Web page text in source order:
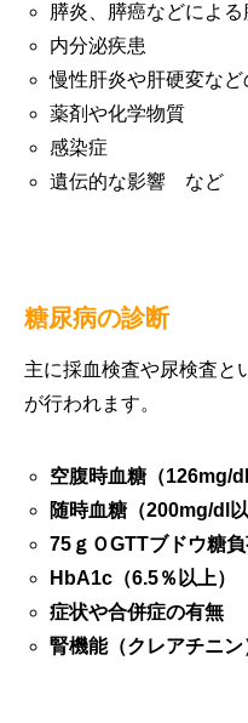
膵炎、膵癌などによる
内分泌疾患
慢性肝炎や肝硬変など
薬剤や化学物質
感染症
遺伝的な影響 など
糖尿病の診断
主に採血検査や尿検査と
が行われます。
空腹時血糖（126mg/dl
随時血糖（200mg/dl以
75ｇＯGTTブドウ糖
HbA1c（6.5％以上）
症状や合併症の有無
腎機能（クレアチニン